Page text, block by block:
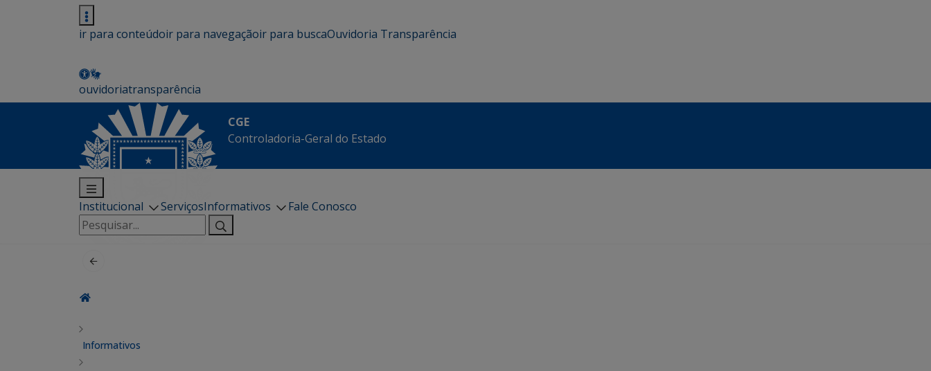
ir para conteúdoir para navegaçãoir para buscaOuvidoria Transparência
ouvidoriatransparência
CGE
Controladoria-Geral do Estado
Institucional ServiçosInformativos
Fale Conosco
Pesquisar
por:
Informativos